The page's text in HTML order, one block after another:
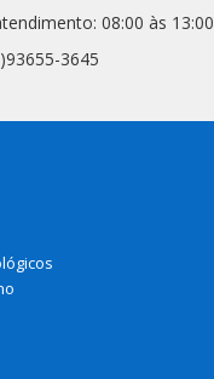
08:00 às 13:00
3645